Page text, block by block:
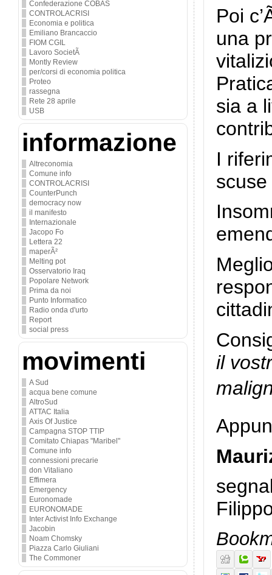
Confederazione COBAS
CONTROLACRISI
Economia e politica
Emiliano Brancaccio
FIOM CGIL
Lavoro SocietÃ
Montly Review
per/corsi di economia politica
Proteo
rassegna
Rete 28 aprile
USB
informazione
Altreconomia
Comune info
CONTROLACRISI
CounterPunch
democracy now
il manifesto
Internazionale
Jacopo Fo
Lettera 22
maperÃ²
Melting pot
Osservatorio Iraq
Popolare Network
Prima da noi
Punto Informatico
Radio onda d'urto
Report
social press
movimenti
A Sud
acqua bene comune
AltroSud
ATTAC Italia
Axis Of Justice
Campagna STOP TTIP
Comitato Chiapas "Maribel"
Comune info
connessioni precarie
don Vitaliano
Effimera
Emergency
Euronomade
EURONOMADE
Inter Activist Info Exchange
Jacobin
Noam Chomsky
Piazza Carlo Giuliani
The Commoner
Poi
una
sia a
I
scuse
il